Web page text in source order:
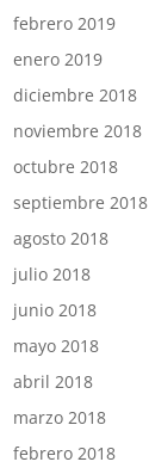
febrero 2019
enero 2019
diciembre 2018
noviembre 2018
octubre 2018
septiembre 2018
agosto 2018
julio 2018
junio 2018
mayo 2018
abril 2018
marzo 2018
febrero 2018